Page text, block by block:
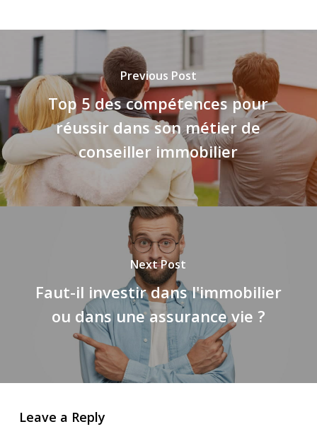
Previous Post
Top 5 des compétences pour
réussir dans son métier de
conseiller immobilier
Next Post
Faut-il investir dans l'immobilier
ou dans une assurance vie ?
Leave a Reply